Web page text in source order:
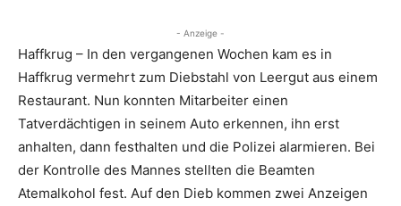
- Anzeige -
Haffkrug – In den vergangenen Wochen kam es in
Haffkrug vermehrt zum Diebstahl von Leergut aus einem
Restaurant. Nun konnten Mitarbeiter einen
Tatverdächtigen in seinem Auto erkennen, ihn erst
anhalten, dann festhalten und die Polizei alarmieren. Bei
der Kontrolle des Mannes stellten die Beamten
Atemalkohol fest. Auf den Dieb kommen zwei Anzeigen